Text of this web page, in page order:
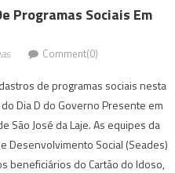
Programas Sociais Em
Comment(0)
de programas sociais nesta
Dia D do Governo Presente em
São José da Laje. As equipes da
Desenvolvimento Social (Seades)
beneficiários do Cartão do Idoso,